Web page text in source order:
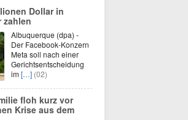
Dollar in
zahlen
Albuquerque (dpa) -
Der Facebook-Konzern
Meta soll nach einer
Gerichtsentscheidung
im[…] (02)
floh kurz vor
Krise aus dem